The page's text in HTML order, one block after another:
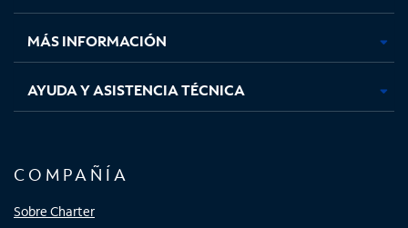
nuevanuevanuevanueva
MÁS INFORMACIÓN
AYUDA Y ASISTENCIA TÉCNICA
COMPAÑÍA
Sobre Charter